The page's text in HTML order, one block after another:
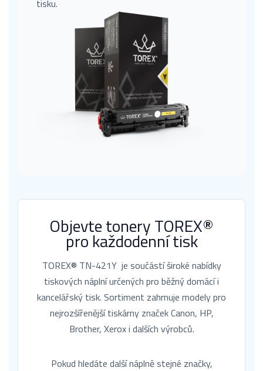
tisku.
Objevte tonery TOREX®
pro každodenní tisk
TOREX® TN-421Y je součástí široké nabídky
tiskových náplní určených pro běžný domácí i
kancelářský tisk. Sortiment zahrnuje modely pro
nejrozšířenější tiskárny značek Canon, HP,
Brother, Xerox i dalších výrobců.
Pokud hledáte další náplně stejné značky,